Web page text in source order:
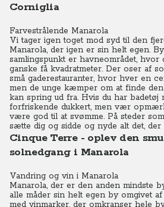
Corniglia
Farvestrålende Manarola
Vi tager igen toget mod syd til den
Manarola, der igen er sin helt egen.
samlingspunkt er havneområdet, hvor
ganske få kvadratmeter. Der oser af
små gaderestauranter, hvor hver en
men de unge kæmper om at finde
kan spring ud fra. Hvis du har badetøj
forfriskende dukkert, men vær
være god til at svømme. På steder
sætte dig og sidde og nyde alt det,
Cinque Terre - oplev den
solnedgang i Manarola
Vandring og vin i Manarola
Manarola, der er den anden mindste
alle måder sin helt egen by omgivet
med vinmarker, der omkranser hele